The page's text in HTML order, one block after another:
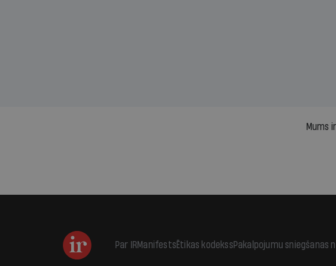
samaksāt augstos
kas jāpārskaita jau
pirms nākamās
Mums
Par IRManifestsĒtikas kodekssPakalpojumu sniegšanas